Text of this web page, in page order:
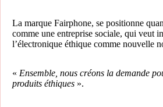
La marque Fairphone, se positionne
comme une entreprise sociale, qui veut
l’électronique éthique comme nouvelle
« Ensemble, nous créons la demande
produits éthiques ».